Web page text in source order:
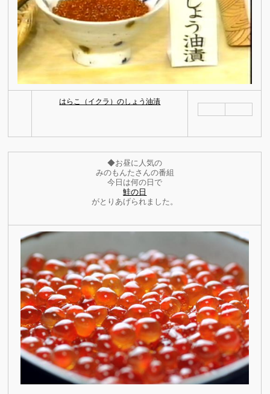
はらこ（イクラ）のしょう油漬
◆お昼に人気の
みのもんたさんの番組
今日は何の日で
鮭の日
がとりあげられました。